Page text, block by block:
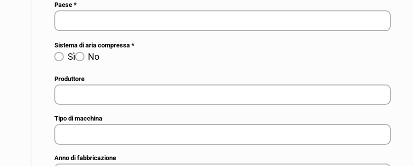
Paese*
Sistema di aria compressa*
Sì No
Produttore
Tipo di macchina
Anno di fabbricazione